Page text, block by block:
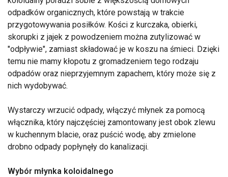
odpadków organicznych, które powstają w trakcie
przygotowywania posiłków. Kości z kurczaka, obierki,
skorupki z jajek z powodzeniem można zutylizować w
"odpływie", zamiast składować je w koszu na śmieci. Dzięki
temu nie mamy kłopotu z gromadzeniem tego rodzaju
odpadów oraz nieprzyjemnym zapachem, który może się z
nich wydobywać.
Wystarczy wrzucić odpady, włączyć młynek za pomocą
włącznika, który najczęściej zamontowany jest obok zlewu
w kuchennym blacie, oraz puścić wodę, aby zmielone
drobno odpady popłynęły do kanalizacji.
Wybór młynka koloidalnego